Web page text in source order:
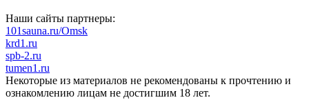
Наши сайты партнеры:
101sauna.ru/Omsk
krd1.ru
spb-2.ru
tumen1.ru
Некоторые из материалов не рекомендованы к прочтению и
ознакомлению лицам не достигшим 18 лет.